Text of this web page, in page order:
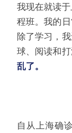
我现在就读
程班。我的
除了学习，
球、阅读和打
乱了。
自从上海确